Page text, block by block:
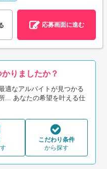
応募画面に進む
りましたか？
適なアルバイトが見つかる
... あなたの希望を叶える仕
こだわり条件
から探す